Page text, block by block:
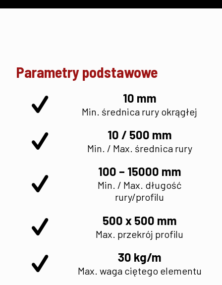
Parametry podstawowe
10 mm
Min. średnica rury okrągłej
10 / 500 mm
Min. / Max. średnica rury
100 – 15000 mm
Min. / Max. długość
rury/profilu
500 x 500 mm
Max. przekrój profilu
30 kg/m
Max. waga ciętego elementu